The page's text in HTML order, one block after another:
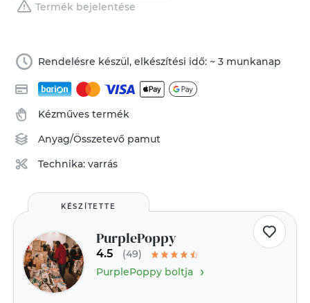
Termék bejelentése
Rendelésre készül, elkészítési idő: ~ 3 munkanap
Kézműves termék
Anyag/Összetevő pamut
Technika:varrás
KÉSZÍTETTE
PurplePoppy
4.5
(49)
PurplePoppy boltja›